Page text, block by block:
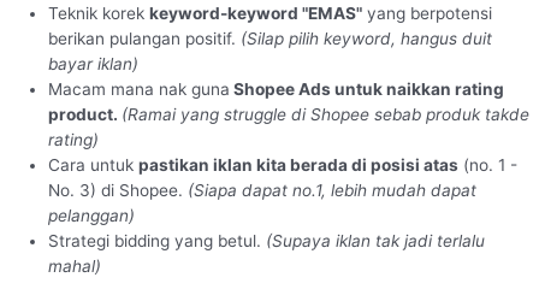
Teknik korek keyword-keyword "EMAS" yang berpotensi
berikan pulangan positif. (Silap pilih keyword, hangus duit
bayar iklan)
Macam mana nak guna Shopee Ads untuk naikkan rating
product. (Ramai yang struggle di Shopee sebab produk takde
rating)
Cara untuk pastikan iklan kita berada di posisi atas (no. 1 -
No. 3) di Shopee. (Siapa dapat no.1, lebih mudah dapat
pelanggan)
Strategi bidding yang betul. (Supaya iklan tak jadi terlalu
mahal)